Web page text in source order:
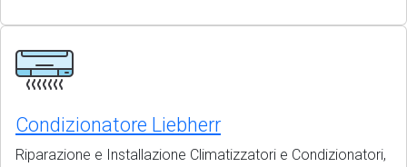
Condizionatore Liebherr
Riparazione e Installazione Climatizzatori e Condizionatori,